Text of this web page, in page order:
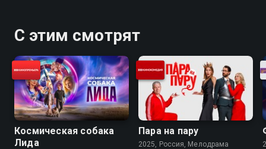
С этим смотрят
Космическая собака
Лида
Пара на пару
2025, Россия, Мелодрама